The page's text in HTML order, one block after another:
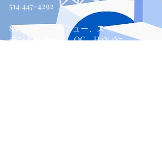
514 447-4292
8815パークアベニュー、スイート100
モントリオール、QC、H2N 1Y7